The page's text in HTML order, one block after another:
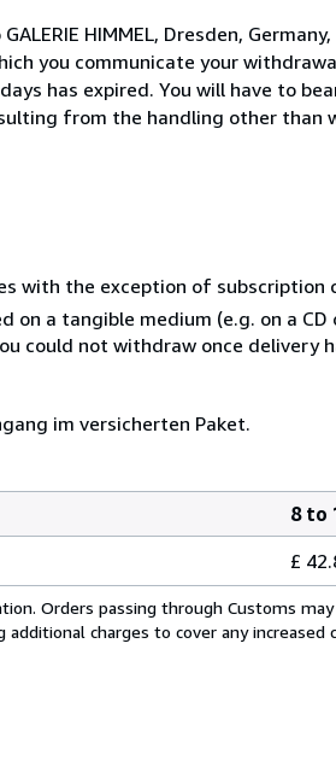
HIMMEL, Dresden,
you communicate your
has expired. You will have to
from the handling other than
with the exception of subscription
a tangible medium (e.g. on a
could not withdraw once delivery
im versicherten Paket.
8 to
£
Orders passing through Customs
charges to cover any